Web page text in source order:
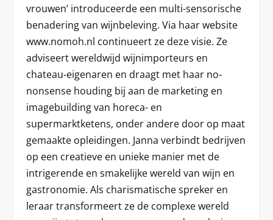
vrouwen’ introduceerde een multi-sensorische
benadering van wijnbeleving. Via haar website
www.nomoh.nl continueert ze deze visie. Ze
adviseert wereldwijd wijnimporteurs en
chateau-eigenaren en draagt met haar no-
nonsense houding bij aan de marketing en
imagebuilding van horeca- en
supermarktketens, onder andere door op maat
gemaakte opleidingen. Janna verbindt bedrijven
op een creatieve en unieke manier met de
intrigerende en smakelijke wereld van wijn en
gastronomie. Als charismatische spreker en
leraar transformeert ze de complexe wereld